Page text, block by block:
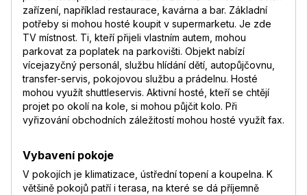
zařízení, například restaurace, kavárna a bar. Základní
potřeby si mohou hosté koupit v supermarketu. Je zde
TV místnost. Ti, kteří přijeli vlastním autem, mohou
parkovat za poplatek na parkovišti. Objekt nabízí
vícejazyčný personál, službu hlídání dětí, autopůjčovnu,
transfer-servis, pokojovou službu a prádelnu. Hosté
mohou využít shuttleservis. Aktivní hosté, kteří se chtějí
projet po okolí na kole, si mohou půjčit kolo. Při
vyřizování obchodních záležitostí mohou hosté využít fax.
Vybavení pokoje
V pokojích je klimatizace, ústřední topení a koupelna. K
většině pokojů patří i terasa, na které se dá příjemně